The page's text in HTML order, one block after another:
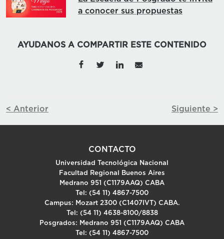
a conocer sus propuestas
AYUDANOS A COMPARTIR ESTE CONTENIDO
< Anterior Siguiente >
CONTACTO
Universidad Tecnológica Nacional
Facultad Regional Buenos Aires
Medrano 951 (C1179AAQ) CABA
Tel: (54 11) 4867-7500
Campus: Mozart 2300 (C1407IVT) CABA.
Tel: (54 11) 4638-8100/8838
Posgrados: Medrano 951 (C1179AAQ) CABA
Tel: (54 11) 4867-7500